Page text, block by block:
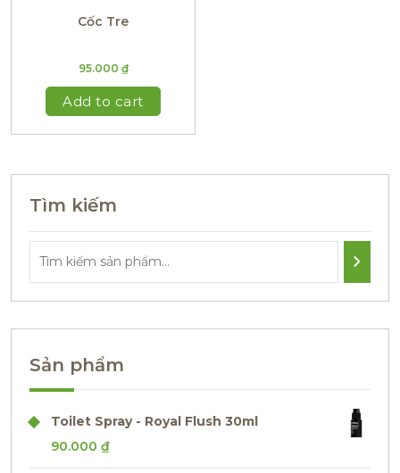
Cốc Tre
95.000 ₫
Add to cart
Tìm kiếm
Sản phẩm
Toilet Spray - Royal Flush 30ml
90.000 ₫